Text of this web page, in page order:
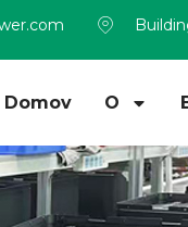
Domov O